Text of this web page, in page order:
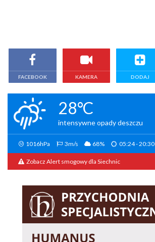
FACEBOOK KAMERA DODAJ
28°C
intensywne opady deszczu
1016hPa 3m/s 68% 05:24 - 20:30
Zobacz Alert smogowy dla Siechnic